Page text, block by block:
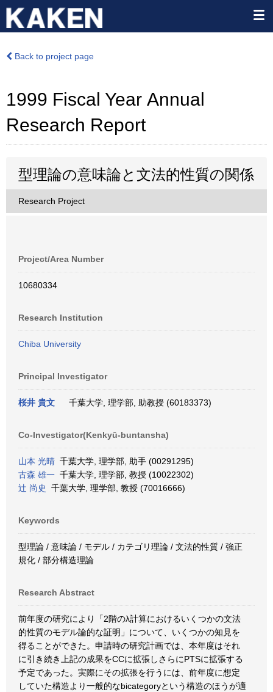
Back to project page
1999 Fiscal Year Annual
Research Report
型理論の意味論と文法的性質の関係
Research Project
Project/Area Number
10680334
Research Institution
Chiba University
Principal Investigator
桜井 貴文 千葉大学, 理学部, 助教授 (60183373)
Co-Investigator(Kenkyū-buntansha)
山本 光晴 千葉大学, 理学部, 助手 (00291295)
古森 雄一 千葉大学, 理学部, 教授 (10022302)
辻 尚史
千葉大学, 理学部, 教授 (70016666)
Keywords
型理論 / 意味論 / モデル / カテゴリ理論 / 文法的性質 / 強正
規化 / 部分構造理論
Research Abstract
前年度の研究により「2階のλ計算におけるいくつかの文法
的性質のモデル論的な証明」について、いくつかの知見を
得ることができた。申請時の研究計画では、本年度はそれ
に引き続き上記の成果をCCに拡張しさらにPTSに拡張する
予定であった。実際にその拡張を行うには、前年度に想定
していた構造より一般的なbicategoryという構造のほうが適